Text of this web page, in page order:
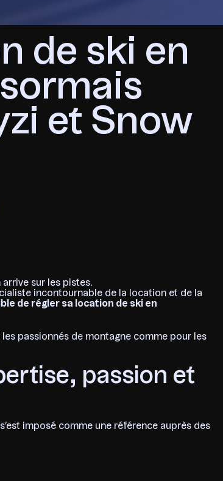
de ski en
et Snow
sur les pistes.
incontournable de la location et de la
de régler sa location de ski en
passionnés de montagne comme pour les
passion et
imposé comme une référence auprès des